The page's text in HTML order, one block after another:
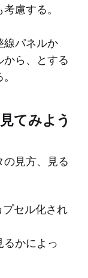
慮する。
線パネルか
ら、とする
てみよう
見方、見る
セル化され
かによっ